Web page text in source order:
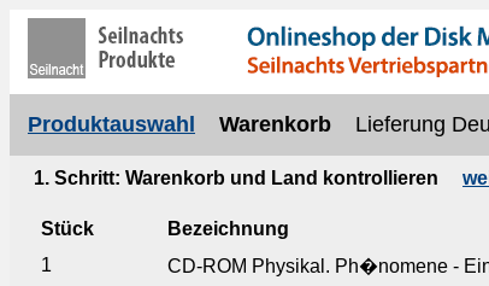
Produktauswahl Warenkorb Lieferung
1. Schritt: Warenkorb und Land kontrollieren
Stück Bezeichnung
1
CD-ROM Physikal. Ph�nomene -